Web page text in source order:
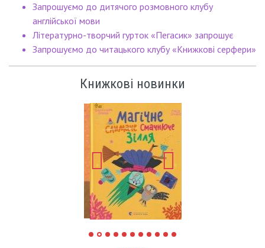
Запрошуємо до дитячого розмовного клубу
англійської мови
Літературно-творчий гурток «Пегасик» запрошує
Запрошуємо до читацького клубу «Книжкові серфери»
Книжкові новинки